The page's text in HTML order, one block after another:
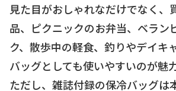
見た目がおしゃれなだけでなく、
品、ピクニックのお弁当、ベラン
ク、散歩中の軽食、釣りやデイキ
バッグとしても使いやすいのが魅力
ただし、雑誌付録の保冷バッグは